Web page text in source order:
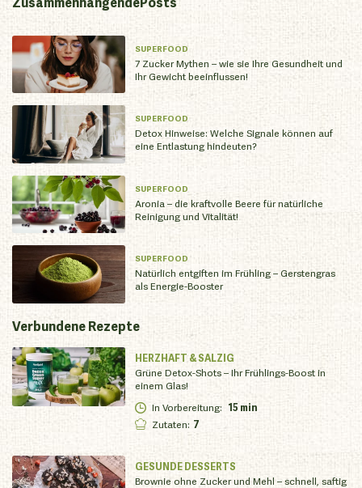
SUPERFOOD
7 Zucker Mythen – wie sie Ihre Gesundheit und
Ihr Gewicht beeinflussen!
SUPERFOOD
Detox Hinweise: Welche Signale können auf
eine Entlastung hindeuten?
SUPERFOOD
Aronia – die kraftvolle Beere für natürliche
Reinigung und Vitalität!
SUPERFOOD
Natürlich entgiften im Frühling – Gerstengras
als Energie-Booster
VerbundeneRezepte
HERZHAFT & SALZIG
Grüne Detox-Shots – Ihr Frühlings-Boost in
einem Glas!
In Vorbereitung: 15 min
Zutaten: 7
GESUNDE DESSERTS
Brownie ohne Zucker und Mehl – schnell, saftig